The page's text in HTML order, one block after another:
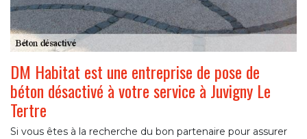
DM Habitat est une entreprise de pose de
béton désactivé à votre service à Juvigny Le
Tertre
Si vous êtes à la recherche du bon partenaire pour assurer